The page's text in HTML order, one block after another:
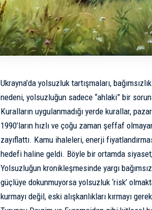
Ukrayna’da yolsuzluk tartışmaları,
nedeni, yolsuzluğun sadece “ahlaki” bir
Kuralların uygulanmadığı yerde kurallar,
1990’ların hızlı ve çoğu zaman şeffaf
zayıflattı. Kamu ihaleleri, enerji
hedefi haline geldi. Böyle bir ortamda siyaset,
Yolsuzluğun kronikleşmesinde yargı
güçlüye dokunmuyorsa yolsuzluk ‘risk’
kurmayı değil, eski alışkanlıkları kırmayı